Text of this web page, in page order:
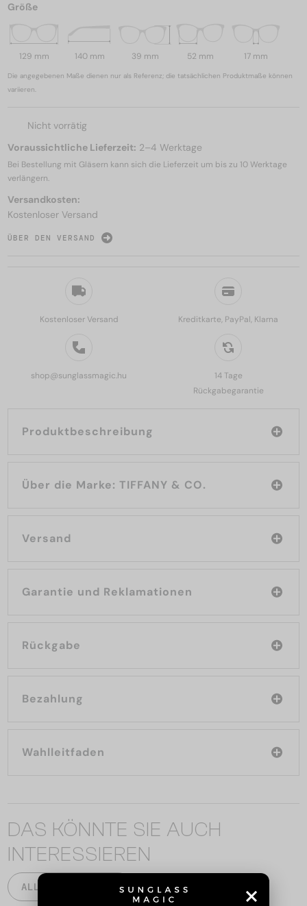
Kostenloser Versand Kreditkarte, PayPal, Klarna
shop@sunglassmagic.hu
14 Tage
Rückgabegarantie
Produktbeschreibung
Über die Marke: TIFFANY & CO.
Versand
Garantie und Reklamationen
Rückgabe
Bezahlung
Wahlleitfaden
Größe
129 mm 140 mm 39 mm 52 mm 17 mm
Die angegebenen Maße dienen nur als Referenz; die tatsächlichen Produktmaße können
variieren.
Nicht vorrätig
Voraussichtliche Lieferzeit: 2–4 Werktage
Bei Bestellung mit Gläsern kann sich die Lieferzeit um bis zu 10 Werktage
verlängern.
Versandkosten:
Kostenloser Versand
ÜBER DEN VERSAND
DAS KÖNNTE SIE AUCH
INTERESSIEREN
ALLE PRODUKTE